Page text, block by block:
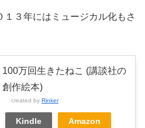
１３年にはミュージカル化もさ
100万回生きたねこ (講談社の
創作絵本)
created by Rinker
Kindle Amazon